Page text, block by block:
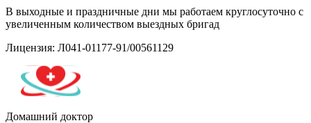
В выходные и праздничные дни мы работаем круглосуточно с
увеличенным количеством выездных бригад
Лицензия: Л041-01177-91/00561129
Домашний доктор